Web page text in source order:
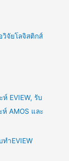
จัยโลจิสติกส์
EVIEW, รับ
ห์ AMOS และ
ทำEVIEW